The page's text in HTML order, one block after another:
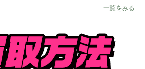
一覧をみる